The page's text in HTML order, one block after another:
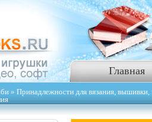
Главная
» Принадлежности для вязания, вышивки,